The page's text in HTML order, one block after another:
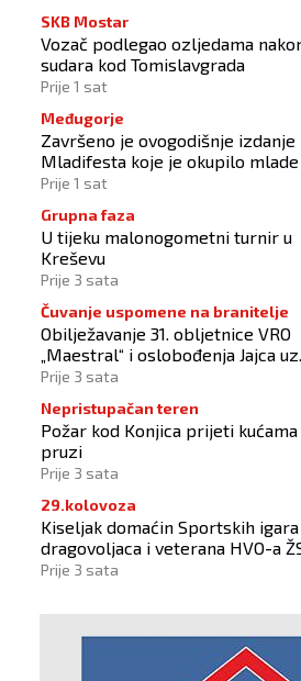
SKB Mostar
Vozač podlegao ozljedama
sudara kod Tomislavgrada
Prije 1 sat
Međugorje
Završeno je ovogodišnje izdanje
Mladifesta koje je okupilo mlade
zemlje svijeta
Prije 1 sat
Grupna faza
U tijeku malonogometni turnir u
Kreševu
Prije 3 sata
Čuvanje uspomene na branitelje
Obilježavanje 31. obljetnice VRO
„Maestral“ i oslobođenja Jajca uz
pokroviteljstvo HNS-a BiH
Prije 3 sata
Nepristupačan teren
Požar kod Konjica prijeti kućama
pruzi
Prije 3 sata
29.kolovoza
Kiseljak domaćin Sportskih igara
dragovoljaca i veterana HVO-a
Dana branitelja
Prije 3 sata